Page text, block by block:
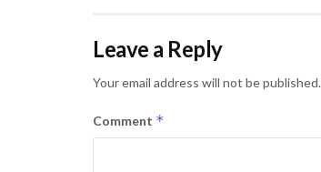
Leave a Reply
Your email address will not be published.
Comment *